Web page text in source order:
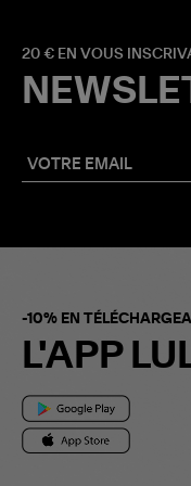
20 € EN VOUS
-10% EN
L'APP